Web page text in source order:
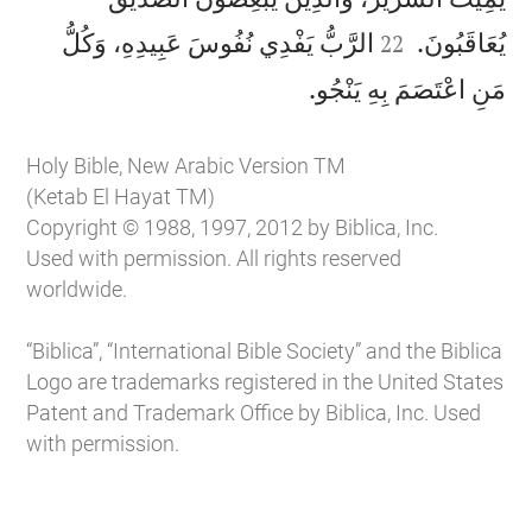
يُعَاقَبُونَ. 

22 الرَّبُّ يَفْدِي نُفُوسَ عَبِيدِهِ، وَكُلُّ
مَنِ اعْتَصَمَ بِهِ يَنْجُو.
Holy Bible, New Arabic Version TM
(Ketab El Hayat TM)
Copyright © 1988, 1997, 2012 by Biblica, Inc.
Used with permission. All rights reserved
worldwide.
“Biblica”, “International Bible Society” and the Biblica
Logo are trademarks registered in the United States
Patent and Trademark Office by Biblica, Inc. Used
with permission.